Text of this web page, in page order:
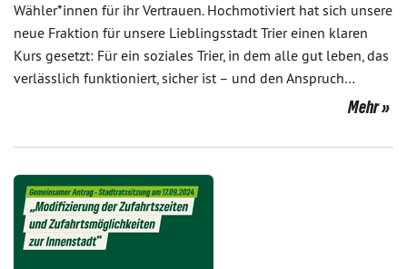
Wähler*innen für ihr Vertrauen. Hochmotiviert hat sich unsere
neue Fraktion für unsere Lieblingsstadt Trier einen klaren
Kurs gesetzt: Für ein soziales Trier, in dem alle gut leben, das
verlässlich funktioniert, sicher ist – und den Anspruch…
Mehr